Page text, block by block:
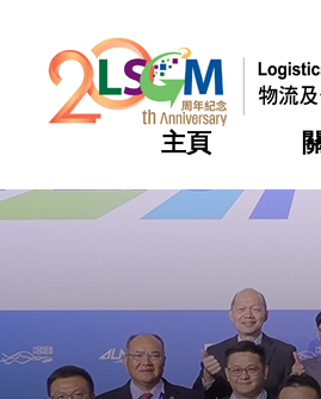
主頁
熱門
熱門
熱門
熱門
熱門